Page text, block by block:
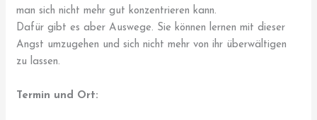
man sich nicht mehr gut konzentrieren kann.
Dafür gibt es aber Auswege. Sie können lernen mit dieser
Angst umzugehen und sich nicht mehr von ihr überwältigen
zu lassen.
Termin und Ort: